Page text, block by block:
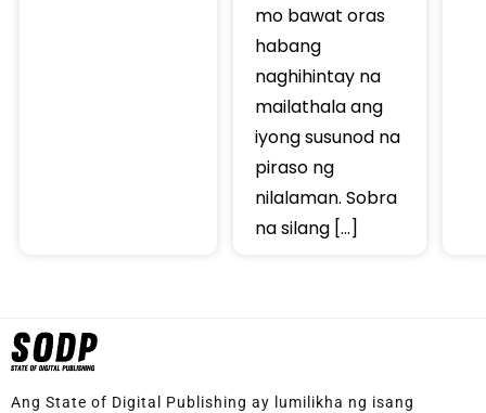
mo bawat oras
habang
naghihintay na
mailathala ang
iyong susunod na
piraso ng
nilalaman. Sobra
na silang […]
Ang State of Digital Publishing ay lumilikha ng isang